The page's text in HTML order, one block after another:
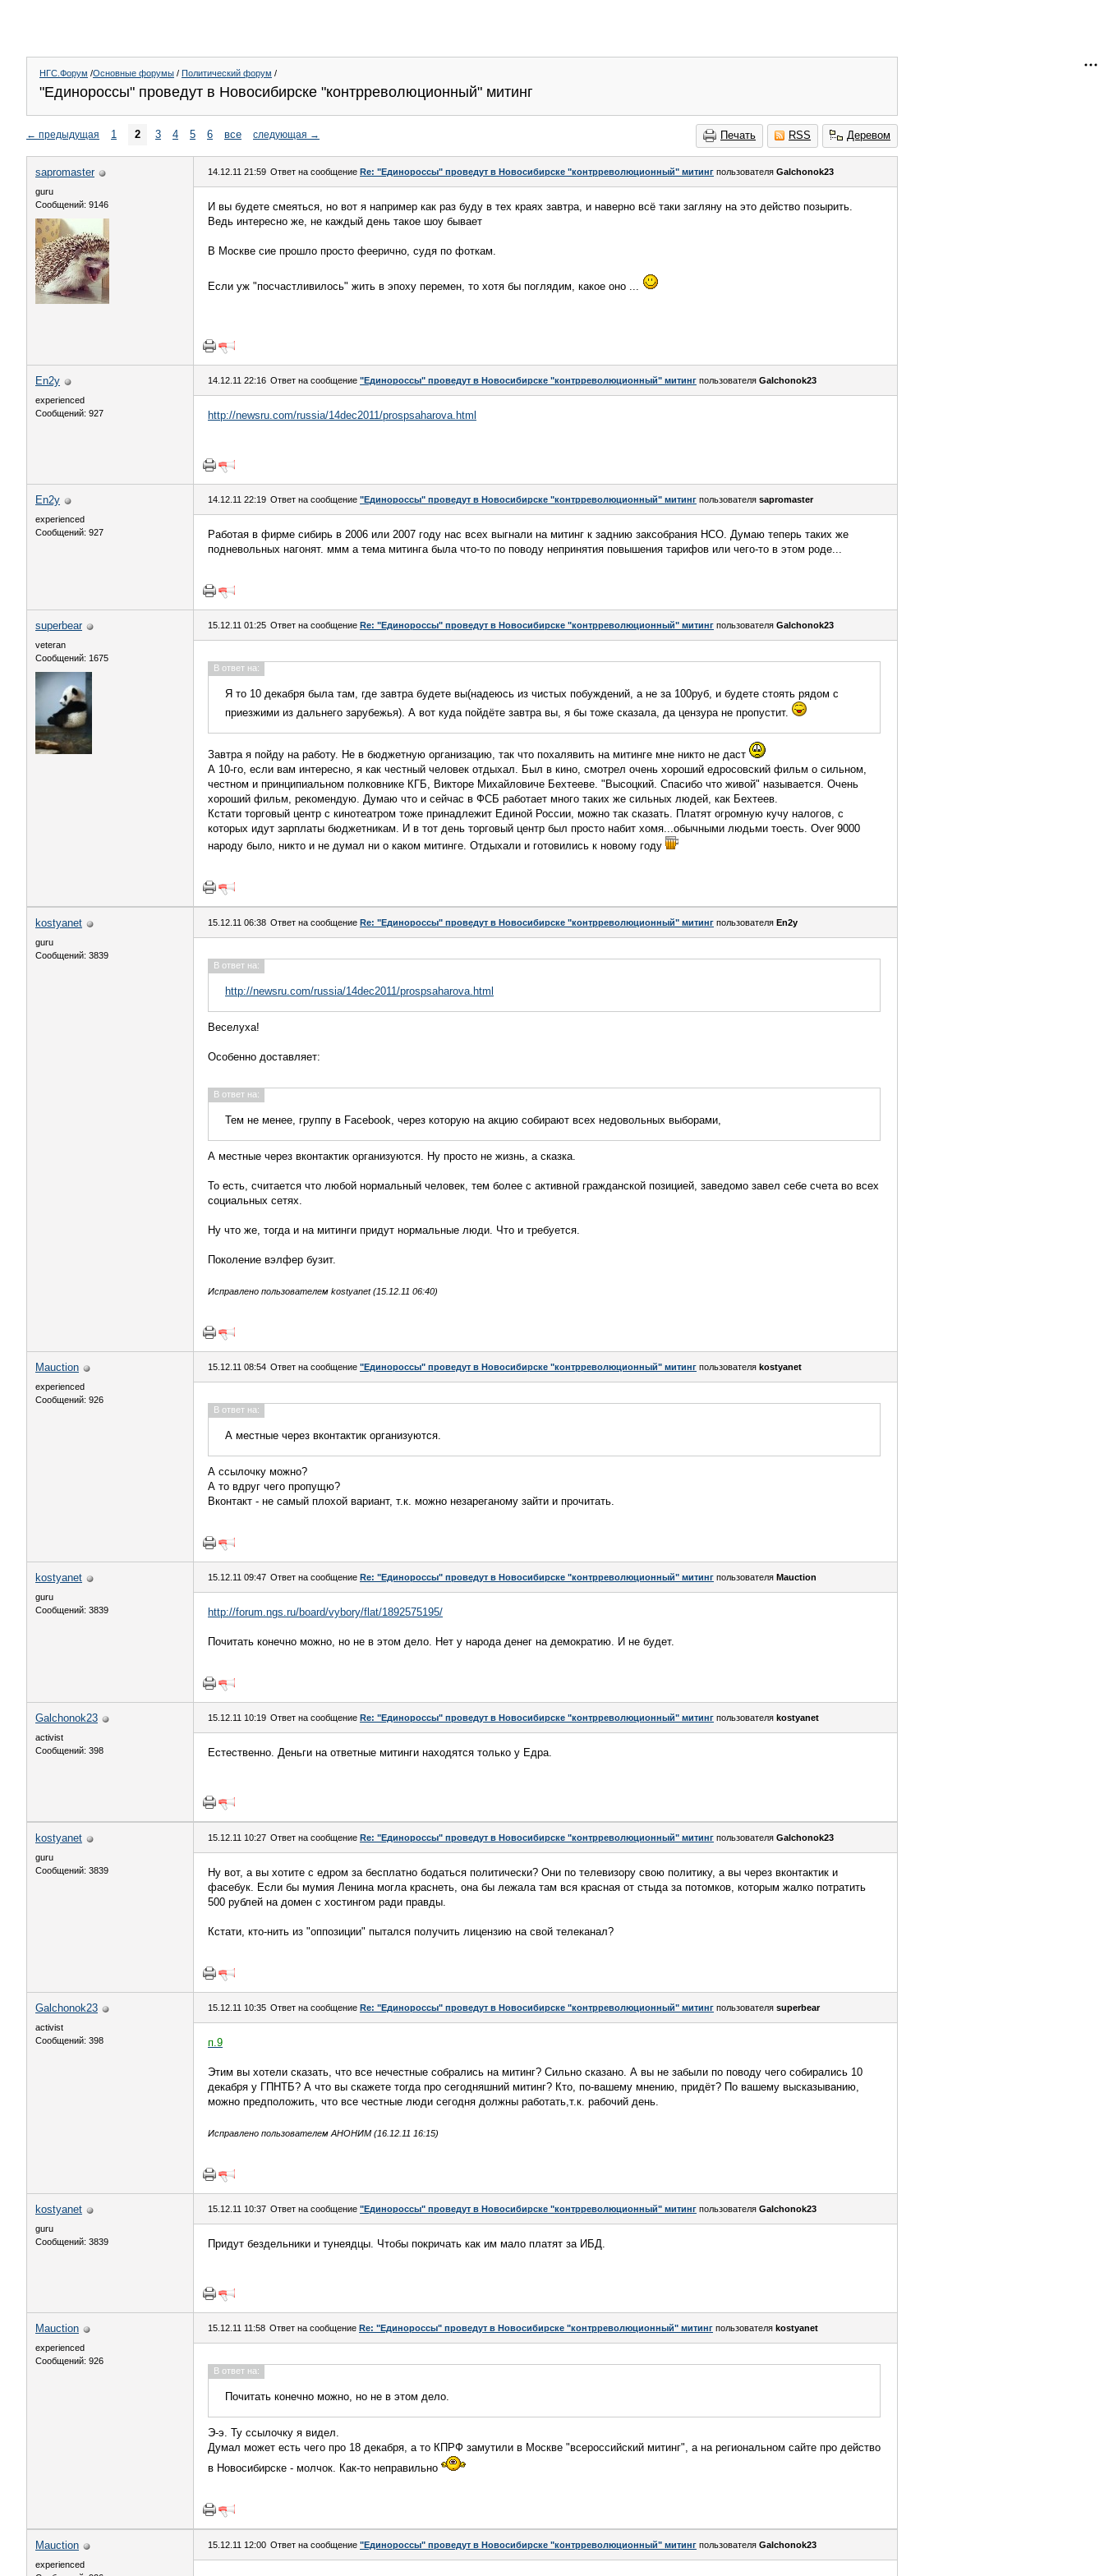
НГС.Форум /Основные форумы / Политический форум /
"Единороссы" проведут в Новосибирске "контрреволюционный" митинг
Печать RSS Деревом
← предыдущая 1 2 3 4 5 6 все следующая →
sapromaster
guru
Сообщений: 9146
14.12.11 21:59 Ответ на сообщение Re: "Единороссы" проведут в Новосибирске "контрреволюционный" митинг пользователя Galchonok23
И вы будете смеяться, но вот я например как раз буду в тех краях завтра, и наверно всё таки загляну на это действо позырить.
Ведь интересно же, не каждый день такое шоу бывает
В Москве сие прошло просто феерично, судя по фоткам.
Если уж "посчастливилось" жить в эпоху перемен, то хотя бы поглядим, какое оно ...
En2y
experienced
Сообщений: 927
14.12.11 22:16 Ответ на сообщение "Единороссы" проведут в Новосибирске "контрреволюционный" митинг пользователя Galchonok23
http://newsru.com/russia/14dec2011/prospsaharova.html
En2y
experienced
Сообщений: 927
14.12.11 22:19 Ответ на сообщение "Единороссы" проведут в Новосибирске "контрреволюционный" митинг пользователя sapromaster
Работая в фирме сибирь в 2006 или 2007 году нас всех выгнали на митинг к заднию заксобрания НСО. Думаю теперь таких же
подневольных нагонят. ммм а тема митинга была что-то по поводу непринятия повышения тарифов или чего-то в этом роде...
superbear
veteran
Сообщений: 1675
15.12.11 01:25 Ответ на сообщение Re: "Единороссы" проведут в Новосибирске "контрреволюционный" митинг пользователя Galchonok23
В ответ на:
Я то 10 декабря была там, где завтра будете вы(надеюсь из чистых побуждений, а не за 100руб, и будете стоять рядом с
приезжими из дальнего зарубежья). А вот куда пойдёте завтра вы, я бы тоже сказала, да цензура не пропустит.
Завтра я пойду на работу. Не в бюджетную организацию, так что похалявить на митинге мне никто не даст
А 10-го, если вам интересно, я как честный человек отдыхал. Был в кино, смотрел очень хороший едросовский фильм о сильном,
честном и принципиальном полковнике КГБ, Викторе Михайловиче Бехтееве. "Высоцкий. Спасибо что живой" называется. Очень
хороший фильм, рекомендую. Думаю что и сейчас в ФСБ работает много таких же сильных людей, как Бехтеев.
Кстати торговый центр с кинотеатром тоже принадлежит Единой России, можно так сказать. Платят огромную кучу налогов, с
которых идут зарплаты бюджетникам. И в тот день торговый центр был просто набит хомя...обычными людьми тоесть. Over 9000
народу было, никто и не думал ни о каком митинге. Отдыхали и готовились к новому году
kostyanet
guru
Сообщений: 3839
15.12.11 06:38 Ответ на сообщение Re: "Единороссы" проведут в Новосибирске "контрреволюционный" митинг пользователя En2y
В ответ на:
http://newsru.com/russia/14dec2011/prospsaharova.html
Веселуха!
Особенно доставляет:
В ответ на:
Тем не менее, группу в Facebook, через которую на акцию собирают всех недовольных выборами,
А местные через вконтактик организуются. Ну просто не жизнь, а сказка.
То есть, считается что любой нормальный человек, тем более с активной гражданской позицией, заведомо завел себе счета во всех
социальных сетях.
Ну что же, тогда и на митинги придут нормальные люди. Что и требуется.
Поколение вэлфер бузит.
Исправлено пользователем kostyanet (15.12.11 06:40)
Mauction
experienced
Сообщений: 926
15.12.11 08:54 Ответ на сообщение "Единороссы" проведут в Новосибирске "контрреволюционный" митинг пользователя kostyanet
В ответ на:
А местные через вконтактик организуются.
А ссылочку можно?
А то вдруг чего пропущю?
Вконтакт - не самый плохой вариант, т.к. можно незареганому зайти и прочитать.
kostyanet
guru
Сообщений: 3839
15.12.11 09:47 Ответ на сообщение Re: "Единороссы" проведут в Новосибирске "контрреволюционный" митинг пользователя Mauction
http://forum.ngs.ru/board/vybory/flat/1892575195/
Почитать конечно можно, но не в этом дело. Нет у народа денег на демократию. И не будет.
Galchonok23
activist
Сообщений: 398
15.12.11 10:19 Ответ на сообщение Re: "Единороссы" проведут в Новосибирске "контрреволюционный" митинг пользователя kostyanet
Естественно. Деньги на ответные митинги находятся только у Едра.
kostyanet
guru
Сообщений: 3839
15.12.11 10:27 Ответ на сообщение Re: "Единороссы" проведут в Новосибирске "контрреволюционный" митинг пользователя Galchonok23
Ну вот, а вы хотите с едром за бесплатно бодаться политически? Они по телевизору свою политику, а вы через вконтактик и
фасебук. Если бы мумия Ленина могла краснеть, она бы лежала там вся красная от стыда за потомков, которым жалко потратить
500 рублей на домен с хостингом ради правды.
Кстати, кто-нить из "оппозиции" пытался получить лицензию на свой телеканал?
Galchonok23
activist
Сообщений: 398
15.12.11 10:35 Ответ на сообщение Re: "Единороссы" проведут в Новосибирске "контрреволюционный" митинг пользователя superbear
п.9
Этим вы хотели сказать, что все нечестные собрались на митинг? Сильно сказано. А вы не забыли по поводу чего собирались 10
декабря у ГПНТБ? А что вы скажете тогда про сегодняшний митинг? Кто, по-вашему мнению, придёт? По вашему высказыванию,
можно предположить, что все честные люди сегодня должны работать,т.к. рабочий день.
Исправлено пользователем АНОНИМ (16.12.11 16:15)
kostyanet
guru
Сообщений: 3839
15.12.11 10:37 Ответ на сообщение "Единороссы" проведут в Новосибирске "контрреволюционный" митинг пользователя Galchonok23
Придут бездельники и тунеядцы. Чтобы покричать как им мало платят за ИБД.
Mauction
experienced
Сообщений: 926
15.12.11 11:58 Ответ на сообщение Re: "Единороссы" проведут в Новосибирске "контрреволюционный" митинг пользователя kostyanet
В ответ на:
Почитать конечно можно, но не в этом дело.
Э-э. Ту ссылочку я видел.
Думал может есть чего про 18 декабря, а то КПРФ замутили в Москве "всероссийский митинг", а на региональном сайте про действо
в Новосибирске - молчок. Как-то неправильно
Mauction
experienced
15.12.11 12:00 Ответ на сообщение "Единороссы" проведут в Новосибирске "контрреволюционный" митинг пользователя Galchonok23